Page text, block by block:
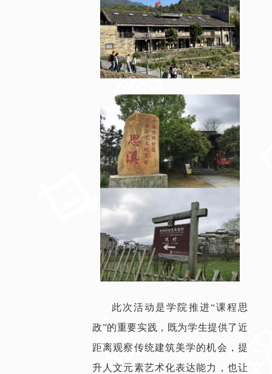
此次活动是学院推进“课程思
政”的重要实践，既为学生提供了近
距离观察传统建筑美学的机会，提
升人文元素艺术化表达能力，也让